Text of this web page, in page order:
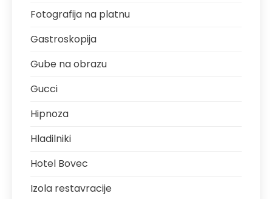
Fotografija na platnu
Gastroskopija
Gube na obrazu
Gucci
Hipnoza
Hladilniki
Hotel Bovec
Izola restavracije